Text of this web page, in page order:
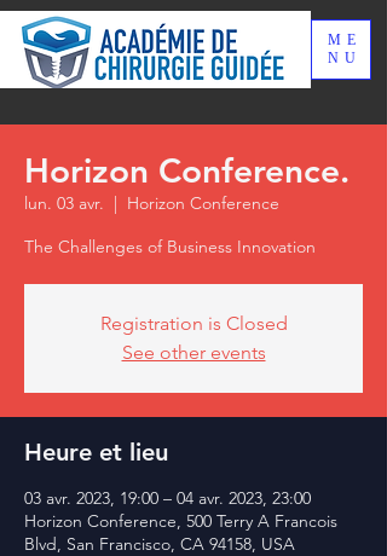
ME
NU
Horizon Conference.
lun. 03 avr.
  |
Horizon Conference
The Challenges of Business Innovation
Registration is Closed
See other events
Heure et lieu
03 avr. 2023, 19:00 – 04 avr. 2023, 23:00
Horizon Conference, 500 Terry A Francois
Blvd, San Francisco, CA 94158, USA